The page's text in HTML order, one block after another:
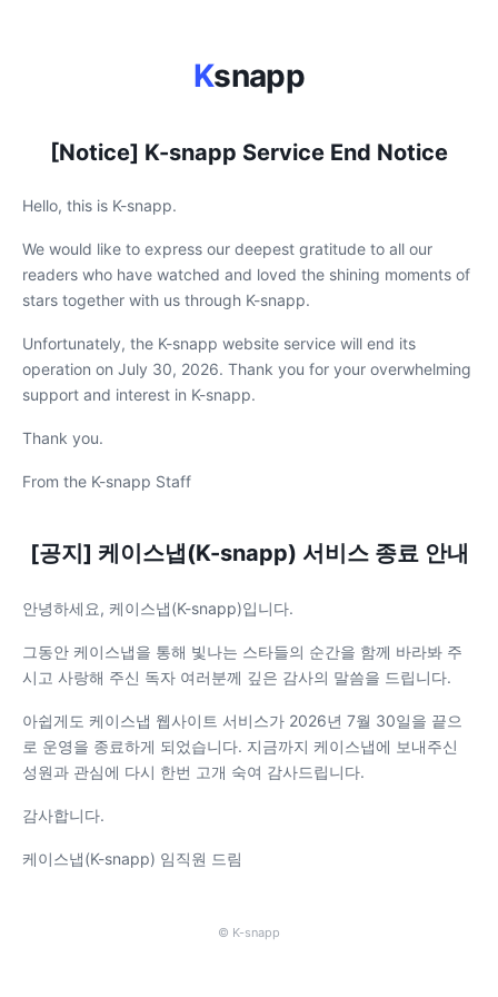
Ksnapp
[Notice] K-snapp Service End Notice
Hello, this is K-snapp.
We would like to express our deepest gratitude to all our
readers who have watched and loved the shining moments of
stars together with us through K-snapp.
Unfortunately, the K-snapp website service will end its
operation on July 30, 2026. Thank you for your overwhelming
support and interest in K-snapp.
Thank you.
From the K-snapp Staff
[공지] 케이스냅(K-snapp) 서비스 종료 안내
안녕하세요, 케이스냅(K-snapp)입니다.
그동안 케이스냅을 통해 빛나는 스타들의 순간을 함께 바라봐 주
시고 사랑해 주신 독자 여러분께 깊은 감사의 말씀을 드립니다.
아쉽게도 케이스냅 웹사이트 서비스가 2026년 7월 30일을 끝으
로 운영을 종료하게 되었습니다. 지금까지 케이스냅에 보내주신
성원과 관심에 다시 한번 고개 숙여 감사드립니다.
감사합니다.
케이스냅(K-snapp) 임직원 드림
© K-snapp